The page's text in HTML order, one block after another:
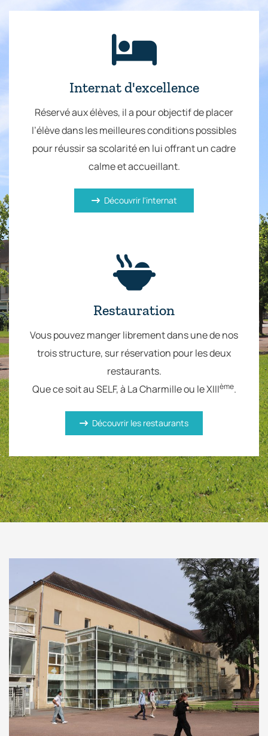
Internat d'excellence
Réservé aux élèves, il a pour objectif de placer
l’élève dans les meilleures conditions possibles
pour réussir sa scolarité en lui offrant un cadre
calme et accueillant.
Découvrir l'internat
Restauration
Vous pouvez manger librement dans une de nos
trois structure, sur réservation pour les deux
restaurants.
Que ce soit au SELF, à La Charmille ou le XIIIème.
Découvrir les restaurants